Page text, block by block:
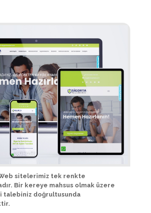
sitelerimiz tek renkte
Bir kereye mahsus olmak üzere
talebiniz doğrultusunda